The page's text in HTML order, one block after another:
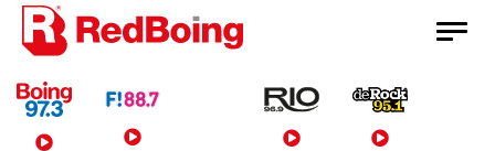
Menú Principal